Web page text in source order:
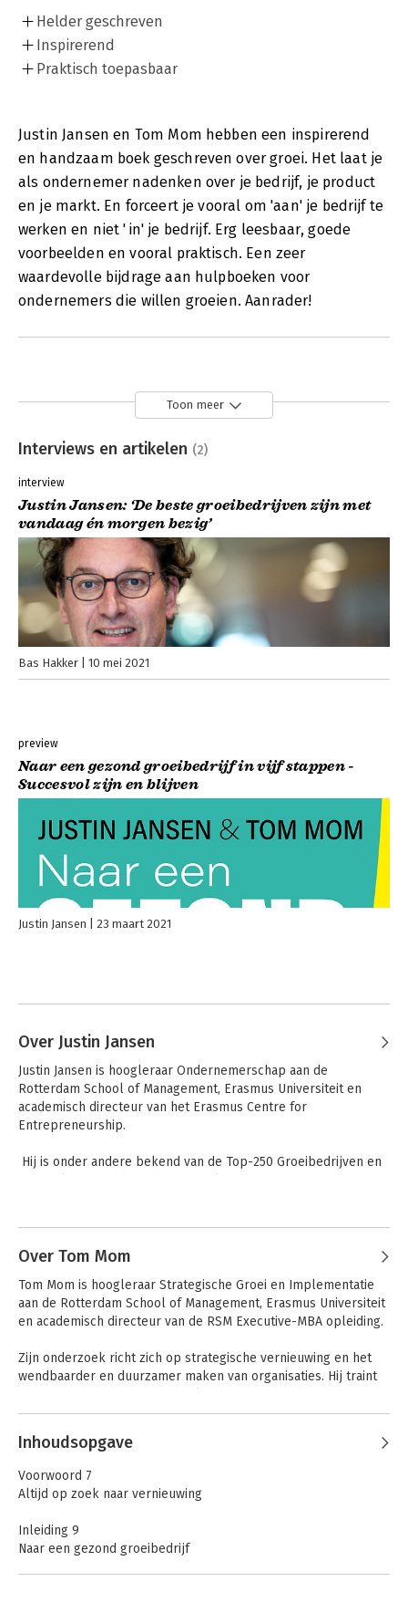
Helder geschreven
Inspirerend
Praktisch toepasbaar
Justin Jansen en Tom Mom hebben een inspirerend
en handzaam boek geschreven over groei. Het laat je
als ondernemer nadenken over je bedrijf, je product
en je markt. En forceert je vooral om 'aan' je bedrijf te
werken en niet 'in' je bedrijf. Erg leesbaar, goede
voorbeelden en vooral praktisch. Een zeer
waardevolle bijdrage aan hulpboeken voor
ondernemers die willen groeien. Aanrader!
Toon meer
Interviews en artikelen (2)
interview
Justin Jansen: ‘De beste groeibedrijven zijn met
vandaag én morgen bezig’
Bas Hakker 10 mei 2021
preview
Naar een gezond groeibedrijf in vijf stappen -
Succesvol zijn en blijven
Justin Jansen 23 maart 2021
Over Justin Jansen
Justin Jansen is hoogleraar Ondernemerschap aan de
Rotterdam School of Management, Erasmus Universiteit en
academisch directeur van het Erasmus Centre for
Entrepreneurship.
Naar een gezond
groeibedrijf in vijf
stappen
Over Tom Mom
Tom Mom is hoogleraar Strategische Groei en Implementatie
aan de Rotterdam School of Management, Erasmus Universiteit
en academisch directeur van de RSM Executive-MBA opleiding.
Zijn onderzoek richt zich op strategische vernieuwing en het
wendbaarder en duurzamer maken van organisaties. Hij traint
organisatie gezond willen laten groeien.
Andere boeken door Tom Mom
Inhoudsopgave
Voorwoord 7
Altijd op zoek naar vernieuwing
Inleiding 9
Naar een gezond groeibedrijf